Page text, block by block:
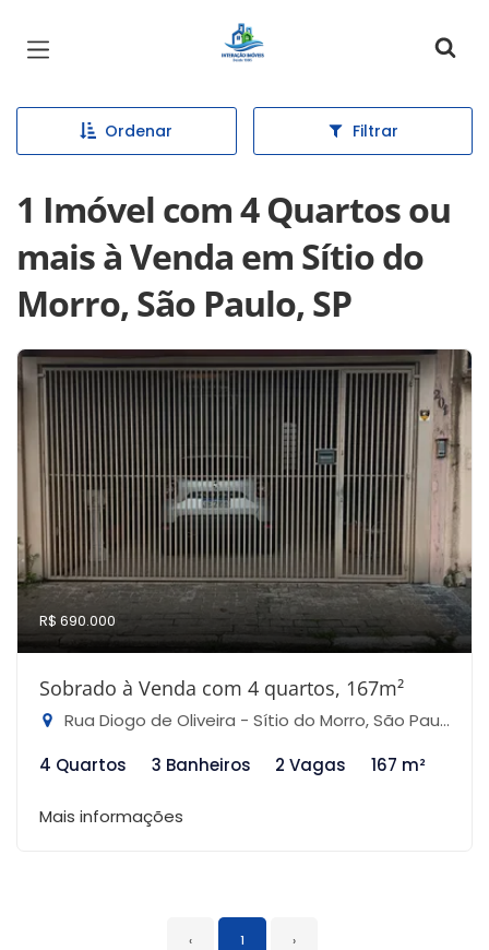
Página inicial
Ordenar Filtrar
1 Imóvel com 4 Quartos ou
mais à Venda em Sítio do
Morro, São Paulo, SP
R$ 690.000
Sobrado à Venda com 4 quartos, 167m²
Rua Diogo de Oliveira - Sítio do Morro, São Paulo-SP
4 Quartos
3 Banheiros 2 Vagas 167 m²
Mais informações
‹ 1 ›